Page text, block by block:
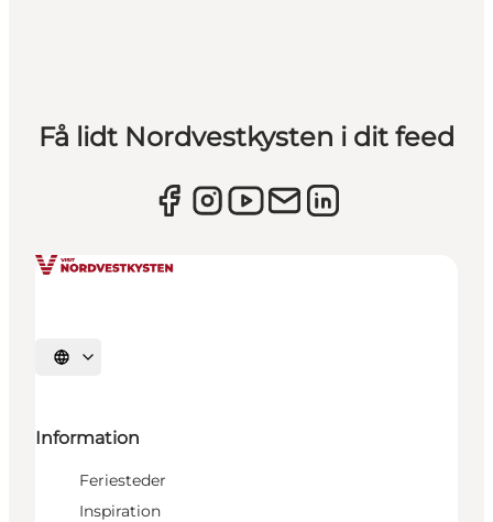
Få lidt Nordvestkysten i dit feed
Vælg sprog
Information
Feriesteder
Inspiration